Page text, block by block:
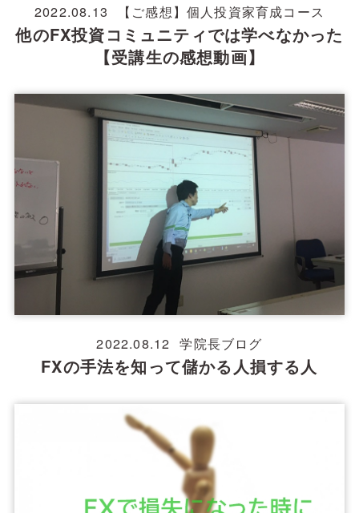
2022.08.13 【ご感想】個人投資家育成コース
他のFX投資コミュニティでは学べなかった
【受講生の感想動画】
2022.08.12 学院長ブログ
FXの手法を知って儲かる人損する人